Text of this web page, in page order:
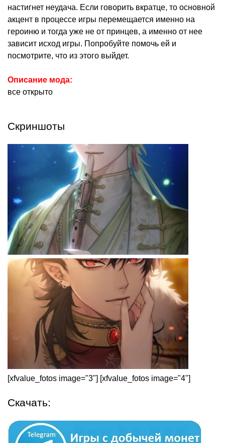
настигнет неудача. Если говорить вкратце, то основной
акцент в процессе игры перемещается именно на
героиню и тогда уже не от принцев, а именно от нее
зависит исход игры. Попробуйте помочь ей и
посмотрите, что из этого выйдет.
Описание мода:
все открыто
Скриншоты
[xfvalue_fotos image="3"] [xfvalue_fotos image="4"]
Скачать: